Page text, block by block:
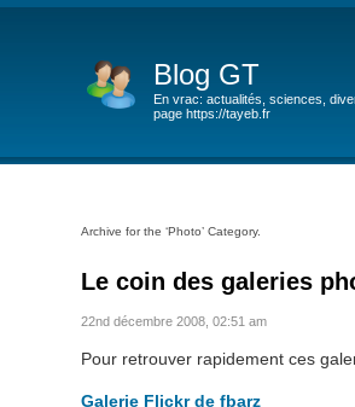
Blog GT
En vrac: actualités, sciences,
page https://tayeb.fr
Archive for the ‘Photo’ Category.
Le coin des galeries
22nd décembre 2008, 02:51 am
Pour retrouver rapidement ces
Galerie Flickr de fbarz